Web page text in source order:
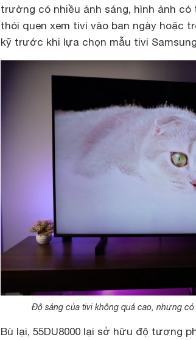
trường có nhiều ánh sáng, hình ảnh
thói quen xem tivi vào ban ngày hoặc
kỹ trước khi lựa chọn mẫu tivi
Độ sáng của tivi không quá cao, nhưng
Bù lại, 55DU8000 lại sở hữu độ tương